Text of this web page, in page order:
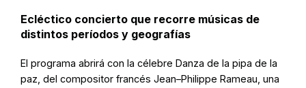
Ecléctico concierto que recorre músicas de
distintos períodos y geografías
El programa abrirá con la célebre Danza de la pipa de la
paz, del compositor francés Jean–Philippe Rameau, una